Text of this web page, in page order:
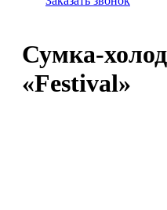
Сумка-
«Festival»